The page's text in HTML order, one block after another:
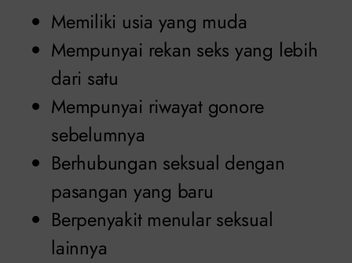
Memiliki usia yang muda
Mempunyai rekan seks yang lebih
dari satu
Mempunyai riwayat gonore
sebelumnya
Berhubungan seksual dengan
pasangan yang baru
Berpenyakit menular seksual
lainnya